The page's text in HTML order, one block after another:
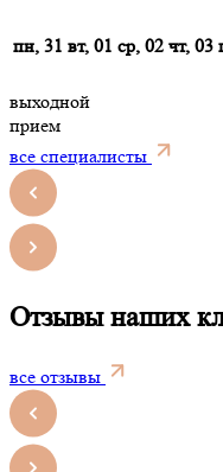
пн, 31 вт, 01 ср, 02 чт, 03
выходной
прием
все специалисты
Отзывы наших
все отзывы